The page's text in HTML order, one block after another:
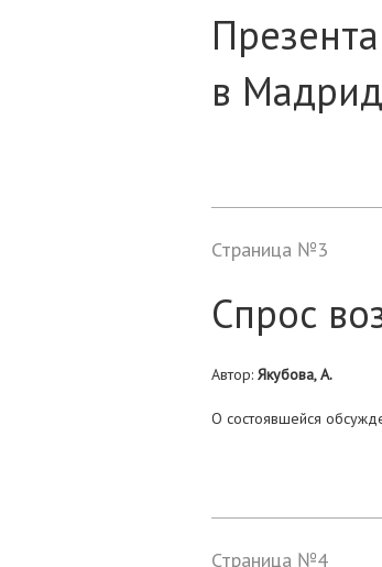
в
Страница №3
Спрос
Автор: Якубова, А.
О состоявшейся
Страница №4